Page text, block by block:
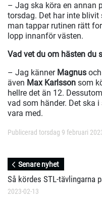
– Jag ska köra en annan
torsdag. Det har inte
man tappar rutinen rätt
lopp innanför västen.
Vad vet du om hästen du
– Jag känner Magnus och
även Max Karlsson som
hellre det än 12.
vad som händer. Det
vara med.
Publicerad torsdag 9 februari
Senare nyhet
Så kördes STL-tävlingarna
2023-02-13